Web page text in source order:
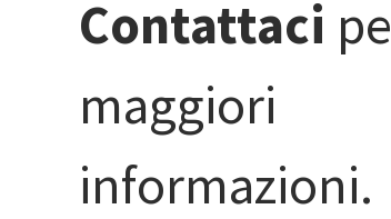
Contattaci
maggiori
informazioni.